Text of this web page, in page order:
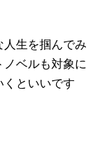
生を掴んでみ
ベルも対象に
くといいです